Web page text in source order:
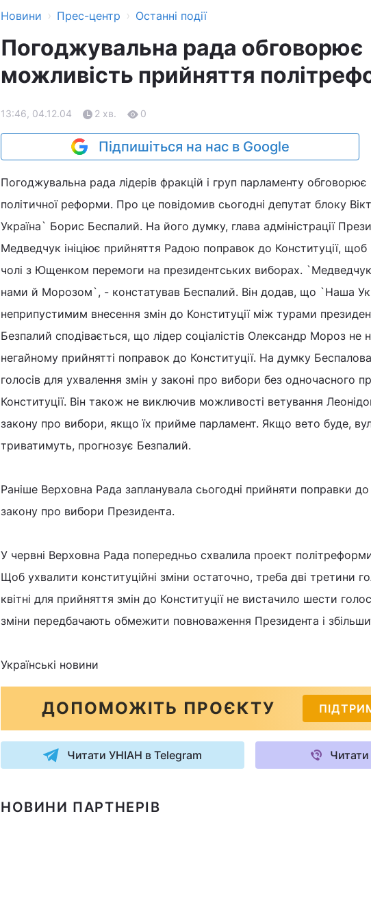
Новини › Прес-центр › Останні події
Погоджувальна рада обговорює
можливість прийняття
13:46, 04.12.04 2 хв. 0
Підпишіться на нас в Google
Погоджувальна рада лідерів фракцій і груп парламенту
політичної реформи. Про це повідомив сьогодні депутат блоку
Україна` Борис Беспалий. На його думку, глава адміністрації
Медведчук ініціює прийняття Радою поправок до Конституції,
чолі з Ющенком перемоги на президентських виборах.
нами й Морозом`, - констатував Беспалий. Він додав, що `Наша
неприпустимим внесення змін до Конституції між турами
Безпалий сподівається, що лідер соціалістів Олександр Мороз не
негайному прийнятті поправок до Конституції. На думку
голосів для ухвалення змін у законі про вибори без одночасного
Конституції. Він також не виключив можливості ветування
закону про вибори, якщо їх прийме парламент. Якщо вето буде,
триватимуть, прогнозує Безпалий.
Раніше Верховна Рада запланувала сьогодні прийняти поправки до
закону про вибори Президента.
У червні Верховна Рада попередньо схвалила проект
Щоб ухвалити конституційні зміни остаточно, треба дві третини
квітні для прийняття змін до Конституції не вистачило шести
зміни передбачають обмежити повноваження Президента і
Українські новини
ДОПОМОЖІТЬ ПРОЄКТУ
Читати УНІАН в Telegram
НОВИНИ ПАРТНЕРІВ